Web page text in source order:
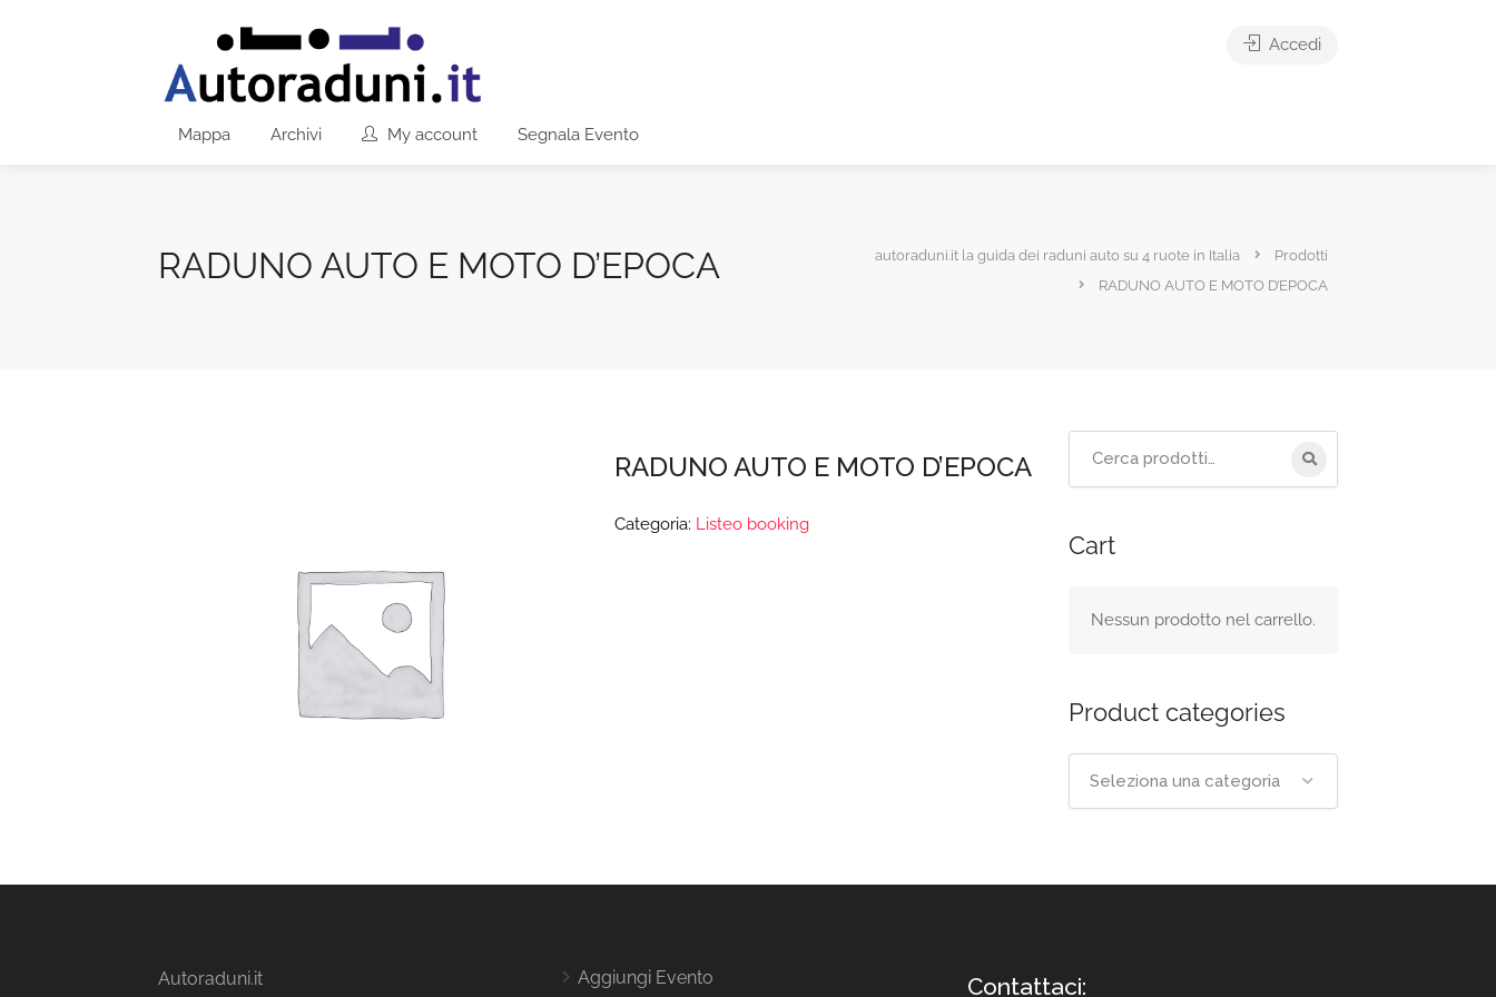
Mappa Archivi My account Segnala Evento
Accedi
RADUNO AUTO E MOTO D’EPOCA autoraduni.it la guida dei raduni auto su 4 ruote in Italia
Prodotti
RADUNO AUTO E MOTO D’EPOCA
RADUNO AUTO E MOTO D’EPOCA
Categoria: Listeo booking
Cart
Nessun prodotto nel carrello.
Product categories
Seleziona una categoria
Autoraduni.it Aggiungi Evento Contattaci: